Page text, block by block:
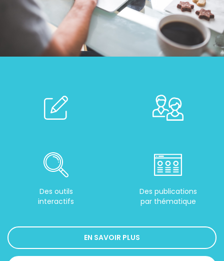
Des outils
interactifs
Des publications
par thématique
EN SAVOIR PLUS